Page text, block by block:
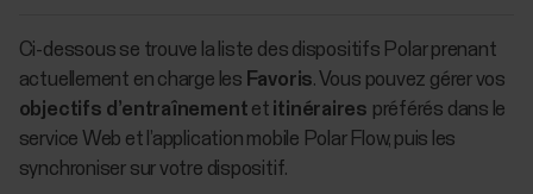
Ci-dessous se trouve la liste des dispositifs Polar prenant
actuellement en charge les Favoris. Vous pouvez gérer vos
objectifs d’entraînement et itinéraires préférés dans le
service Web et l’application mobile Polar Flow, puis les
synchroniser sur votre dispositif.